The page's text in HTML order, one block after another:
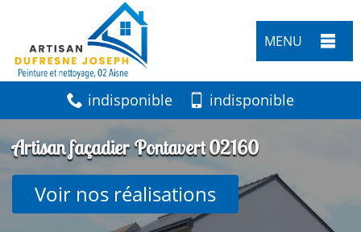
MENU
indisponible indisponible
Artisan façadier Pontavert 02160
Voir nos réalisations